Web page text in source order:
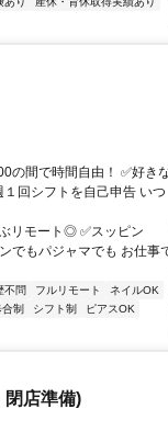
の間で時間自由！ ✅好き
回シフトを自己申告 いつ
リモート◎ ✅スッピン
でもパジャマでも お仕事
不問 フルリモート
ネイルOK
制 シフト制
ピアスOK
閉店準備)